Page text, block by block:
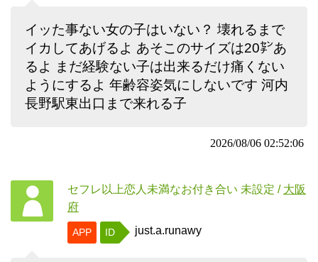
イッた事ない女の子はいない？ 壊れるまで
イカしてあげるよ あそこのサイズは20㌢あ
るよ まだ経験ない子は出来るだけ痛くない
ようにするよ 年齢容姿気にしないです 河内
長野駅東出口まで来れる子
2026/08/06 02:52:06
セフレ以上恋人未満なお付き合い 未設定 / 大阪
府
APP ID just.a.runawy